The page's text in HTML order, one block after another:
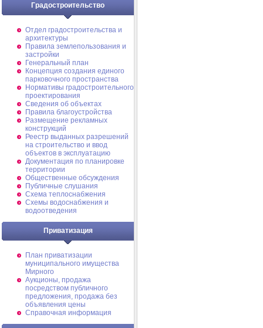
Градостроительство
Отдел градостроительства и
архитектуры
Правила землепользования и
застройки
Генеральный план
Концепция создания единого
парковочного пространства
Нормативы градостроительного
проектирования
Сведения об объектах
Правила благоустройства
Размещение рекламных
конструкций
Реестр выданных разрешений
на строительство и ввод
объектов в эксплуатацию
Документация по планировке
территории
Общественные обсуждения
Публичные слушания
Схема теплоснабжения
Схемы водоснабжения и
водоотведения
Приватизация
План приватизации
муниципального имущества
Мирного
Аукционы, продажа
посредством публичного
предложения, продажа без
объявления цены
Справочная информация